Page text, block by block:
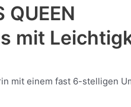
QUEEN
mit
mit einem fast 6-stelligen